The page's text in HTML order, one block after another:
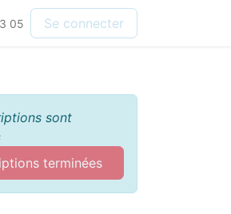
05 Se connecter
sont
terminées